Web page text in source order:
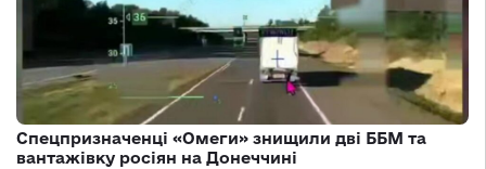
Спецпризначенці «Омеги» знищили дві ББМ та
вантажівку росіян на Донеччині